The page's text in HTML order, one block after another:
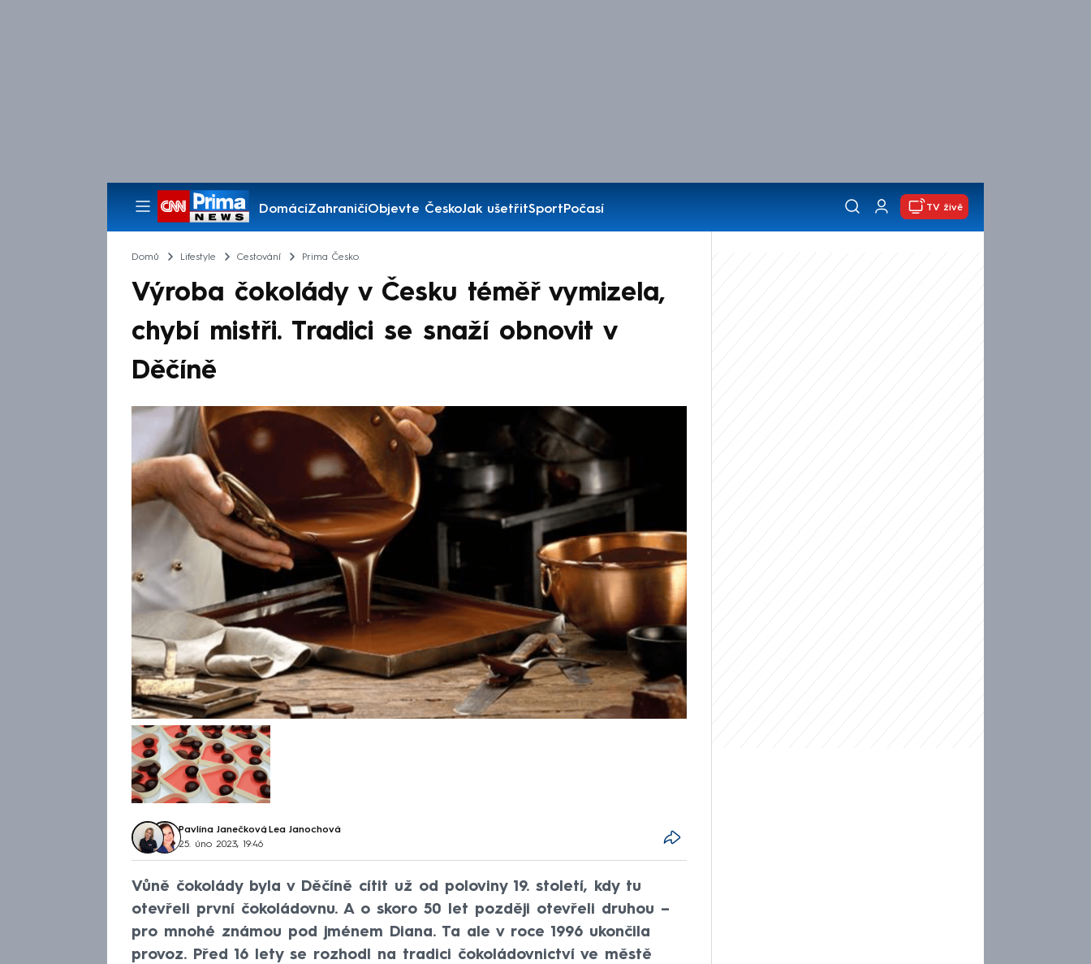
DomácíZahraničíObjevte ČeskoJak ušetřitSportPočasí
Pořady
TV živě
Domů Lifestyle Cestování Prima Česko
Výroba čokolády v Česku téměř vymizela,
chybí mistři. Tradici se snaží obnovit v
Děčíně
Pavlína Janečková, Lea Janochová
25. úno 2023, 19:46
Vůně čokolády byla v Děčíně cítit už od poloviny 19. století, kdy tu
otevřeli první čokoládovnu. A o skoro 50 let později otevřeli druhou –
pro mnohé známou pod jménem Diana. Ta ale v roce 1996 ukončila
provoz. Před 16 lety se rozhodl na tradici čokoládovnictví ve městě